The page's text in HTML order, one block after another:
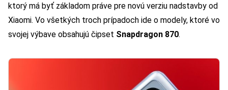
ktorý má byť základom práve pre novú verziu nadstavby od
Xiaomi. Vo všetkých troch prípadoch ide o modely, ktoré vo
svojej výbave obsahujú čipset Snapdragon 870.